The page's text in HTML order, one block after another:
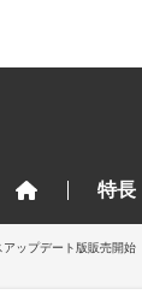
特長
ップデート版販売開始